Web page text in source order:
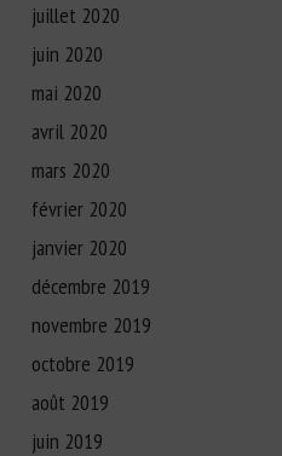
juillet 2020
juin 2020
mai 2020
avril 2020
mars 2020
février 2020
janvier 2020
décembre 2019
novembre 2019
octobre 2019
août 2019
juin 2019